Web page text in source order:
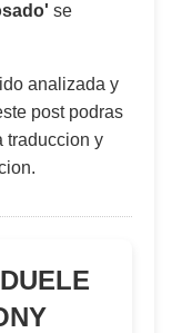
se
analizada y
post podras
traduccion y